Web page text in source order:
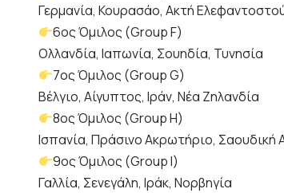
Γερμανία, Κουρασάο, Ακτή
6ος Όμιλος (Group F)
Ολλανδία, Ιαπωνία, Σουηδία, Τυνησία
7ος Όμιλος (Group G)
Βέλγιο, Αίγυπτος, Ιράν, Νέα Ζηλανδία
8ος Όμιλος (Group H)
Ισπανία, Πράσινο Ακρωτήριο,
9ος Όμιλος (Group I)
Γαλλία, Σενεγάλη, Ιράκ, Νορβηγία